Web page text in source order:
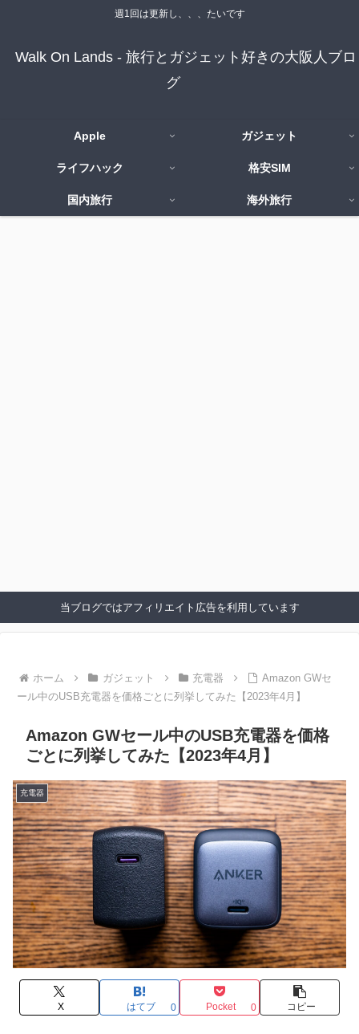
週1回は更新し、、、たいです
Walk On Lands - 旅行とガジェット好きの大阪人ブロ
グ
Apple ガジェット
ライフハック 格安SIM
国内旅行 海外旅行
当ブログではアフィリエイト広告を利用しています
ホーム ガジェット 充電器
Amazon GWセ
ール中のUSB充電器を価格ごとに列挙してみた【2023年4月】
Amazon GWセール中のUSB充電器を価格
ごとに列挙してみた【2023年4月】
充電器
X はてブ 0 Pocket 0 コピー